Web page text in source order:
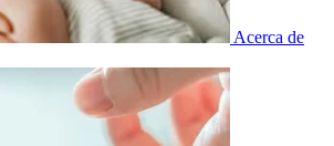
Acerca de